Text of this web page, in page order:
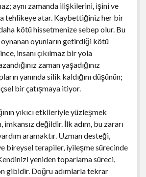
aynı zamanda ilişkilerini, işini ve
tehlikeye atar. Kaybettiğiniz her bir
kötü hissetmenize sebep olur. Bu
oyunların getirdiği kötü
insanı çıkılmaz bir yola
zaman yaşadığınız
yanında silik kaldığını düşünün;
bir çatışmaya itiyor.
yıkıcı etkileriyle yüzleşmek
imkansız değildir. İlk adım, bu zararı
aramaktır. Uzman desteği,
bireysel terapiler, iyileşme sürecinde
yeniden toparlama süreci,
gibidir. Doğru adımlarla tekrar